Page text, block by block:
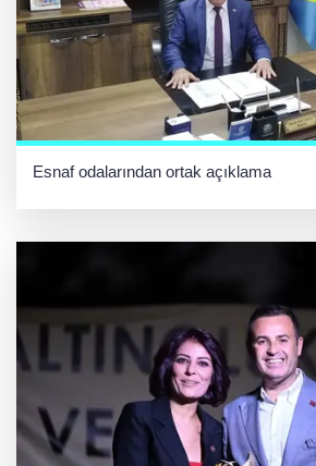
Esnaf odalarından ortak açıklama